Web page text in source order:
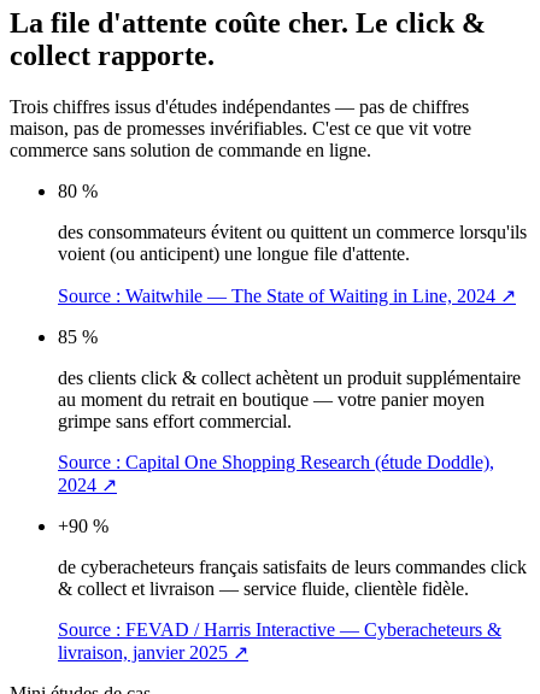
La file d'attente coûte cher. Le click &
collect rapporte.
Trois chiffres issus d'études indépendantes — pas de chiffres
maison, pas de promesses invérifiables. C'est ce que vit votre
commerce sans solution de commande en ligne.
80 %
des consommateurs évitent ou quittent un commerce lorsqu'ils
voient (ou anticipent) une longue file d'attente.
Source : Waitwhile — The State of Waiting in Line, 2024 ↗
85 %
des clients click & collect achètent un produit supplémentaire
au moment du retrait en boutique — votre panier moyen
grimpe sans effort commercial.
Source : Capital One Shopping Research (étude Doddle),
2024 ↗
+90 %
de cyberacheteurs français satisfaits de leurs commandes click
& collect et livraison — service fluide, clientèle fidèle.
Source : FEVAD / Harris Interactive — Cyberacheteurs &
livraison, janvier 2025 ↗